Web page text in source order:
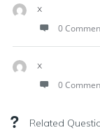
x
0
x
0
Related